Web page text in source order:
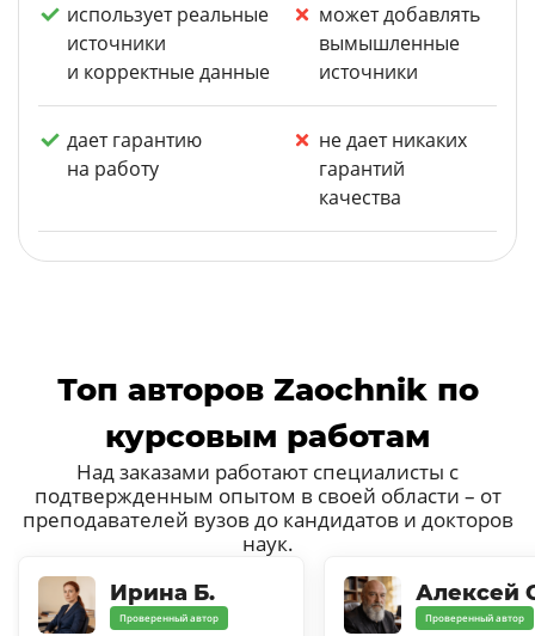
использует реальные
источники
и корректные данные
может добавлять
вымышленные
источники
дает гарантию
на работу
не дает никаких
гарантий
качества
Топ авторов Zaochnik по
курсовым работам
Над заказами работают специалисты с
подтвержденным опытом в своей области – от
преподавателей вузов до кандидатов и докторов
наук.
Ирина Б.
Проверенный автор
Алексей
Проверенный автор